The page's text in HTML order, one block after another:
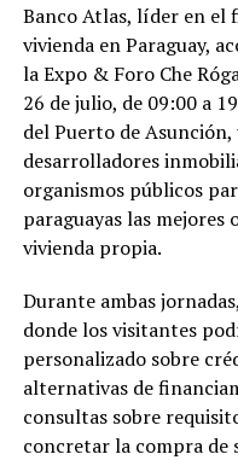
Banco Atlas, líder en el
vivienda en Paraguay,
la Expo & Foro Che
26 de julio, de 09:00 a
del Puerto de
desarrolladores
organismos públicos
paraguayas las mejores
vivienda propia.
Durante ambas
donde los visitantes
personalizado sobre
alternativas de
consultas sobre
concretar la compra de